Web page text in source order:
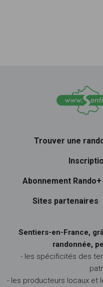
Trouver une
Abonnement Rando+
Sites partenaires
Sentiers-en-France,
randonnée,
- les spécificités des
- les producteurs locaux et